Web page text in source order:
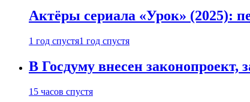
Актёры сериала «Урок» (2025):
1 год спустя1 год спустя
В Госдуму внесен
15 часов спустя